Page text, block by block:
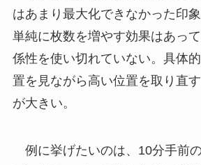
はあまり最大化できなかった印
単純に枚数を増やす効果はあっ
係性を使い切れていない。具体
置を見ながら高い位置を取り直
が大きい。
例に挙げたいのは、10分手前